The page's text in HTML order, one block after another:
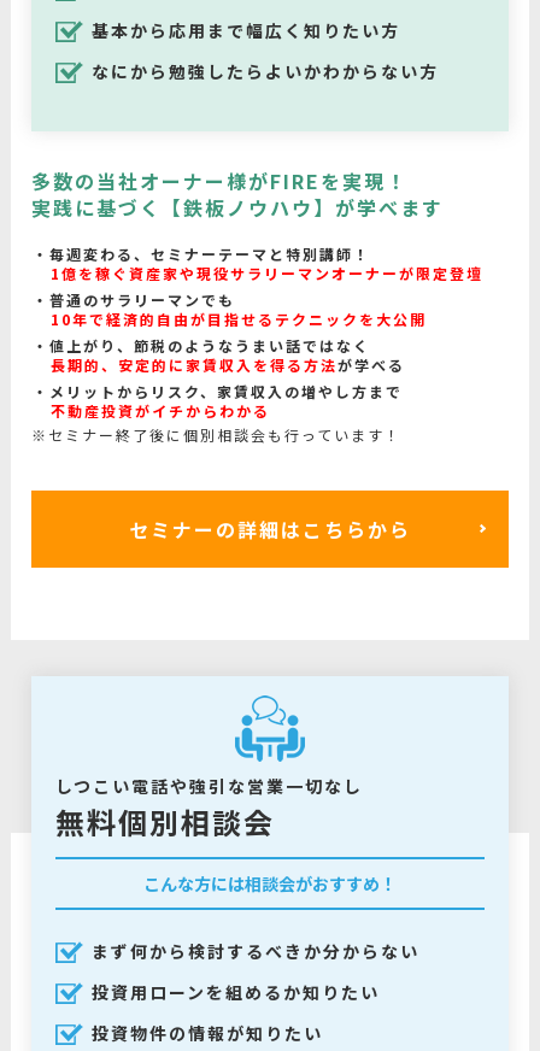
基本から応用まで幅広く知りたい方
なにから勉強したらよいかわからない方
多数の当社オーナー様がFIREを実現！
実践に基づく【鉄板ノウハウ】が学べます
毎週変わる、セミナーテーマと特別講師！
1億を稼ぐ資産家や現役サラリーマンオーナーが限定登壇
普通のサラリーマンでも
10年で経済的自由が目指せるテクニックを大公開
値上がり、節税のようなうまい話ではなく
長期的、安定的に家賃収入を得る方法が学べる
メリットからリスク、家賃収入の増やし方まで
不動産投資がイチからわかる
※セミナー終了後に個別相談会も行っています！
セミナーの詳細はこちらから
しつこい電話や強引な営業一切なし
無料個別相談会
こんな方には相談会がおすすめ！
まず何から検討するべきか分からない
投資用ローンを組めるか知りたい
投資物件の情報が知りたい